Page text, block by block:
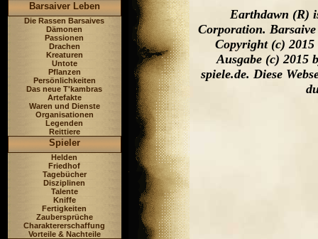
Barsaiver Leben
Die Rassen Barsaives
Dämonen
Passionen
Drachen
Kreaturen
Untote
Pflanzen
Persönlichkeiten
Das neue T'kambras
Artefakte
Waren und Dienste
Organisationen
Legenden
Reittiere
Spieler
Helden
Friedhof
Tagebücher
Disziplinen
Talente
Kniffe
Fertigkeiten
Zaubersprüche
Charaktererschaffung
Vorteile & Nachteile
Earthdawn (R)
Corporation.
Copyright (c)
Ausgabe (c) 2015
spiele.de. Diese